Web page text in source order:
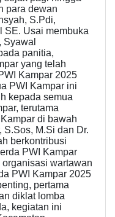
para dewan
S.Pdi,
SE. Usai membuka
Syawal
panitia,
yang telah
Kampar 2025
PWI Kampar ini
kepada semua
terutama
di bawah
S.Sos, M.Si dan Dr.
berkontribusi
PWI Kampar
wartawan
PWI Kampar 2025
pertama
diklat lomba
kegiatan ini